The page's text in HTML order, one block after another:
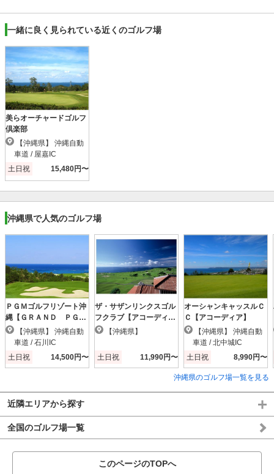
一緒に良く見られている近くのゴルフ場
美らオーチャードゴルフ
倶楽部
車道 / 屋嘉IC
土日祝
15,480円〜
沖縄県で人気のゴルフ場
ＰＧＭゴルフリゾート沖
縄【ＧＲＡＮＤ ＰＧ
Ｍ】
車道 / 石川IC
土日祝
14,500円〜
ザ・サザンリンクスゴル
フクラブ【アコーディ
ア】 【沖縄県】
土日祝 11,990円〜
オーシャンキャッスルＣ
Ｃ【アコーディア】
車道 / 北中城IC
土日祝
8,990円〜
沖縄県のゴルフ場一覧を見る
近隣エリアから探す
全国のゴルフ場一覧
このページのTOPへ